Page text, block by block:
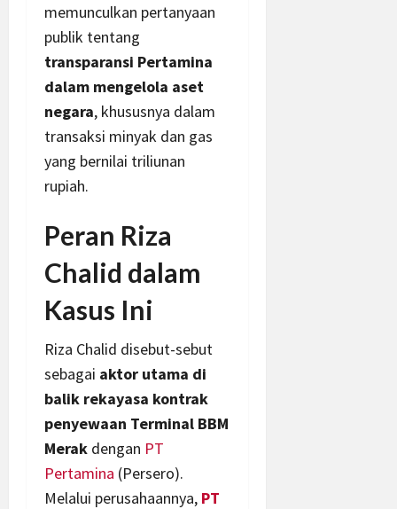
memunculkan pertanyaan
publik tentang
transparansi Pertamina
dalam mengelola aset
negara, khususnya dalam
transaksi minyak dan gas
yang bernilai triliunan
rupiah.
Peran Riza
Chalid dalam
Kasus Ini
Riza Chalid disebut-sebut
sebagai aktor utama di
balik rekayasa kontrak
penyewaan Terminal BBM
Merak dengan PT
Pertamina (Persero).
Melalui perusahaannya, PT